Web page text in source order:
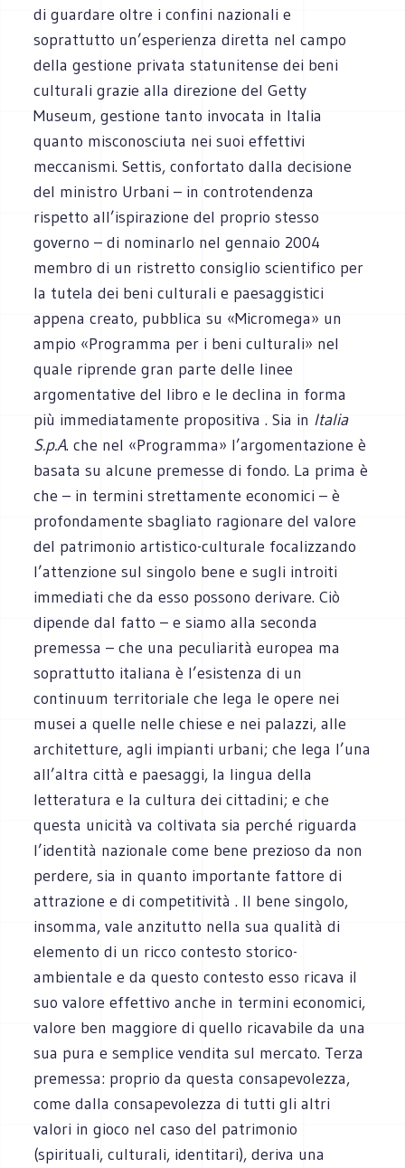
di guardare oltre i confini nazionali e
soprattutto un’esperienza diretta nel campo
della gestione privata statunitense dei beni
culturali grazie alla direzione del Getty
Museum, gestione tanto invocata in Italia
quanto misconosciuta nei suoi effettivi
meccanismi. Settis, confortato dalla decisione
del ministro Urbani – in controtendenza
rispetto all’ispirazione del proprio stesso
governo – di nominarlo nel gennaio 2004
membro di un ristretto consiglio scientifico per
la tutela dei beni culturali e paesaggistici
appena creato, pubblica su «Micromega» un
ampio «Programma per i beni culturali» nel
quale riprende gran parte delle linee
argomentative del libro e le declina in forma
più immediatamente propositiva . Sia in Italia
S.p.A. che nel «Programma» l’argomentazione è
basata su alcune premesse di fondo. La prima è
che – in termini strettamente economici – è
profondamente sbagliato ragionare del valore
del patrimonio artistico-culturale focalizzando
l’attenzione sul singolo bene e sugli introiti
immediati che da esso possono derivare. Ciò
dipende dal fatto – e siamo alla seconda
premessa – che una peculiarità europea ma
soprattutto italiana è l’esistenza di un
continuum territoriale che lega le opere nei
musei a quelle nelle chiese e nei palazzi, alle
architetture, agli impianti urbani; che lega l’una
all’altra città e paesaggi, la lingua della
letteratura e la cultura dei cittadini; e che
questa unicità va coltivata sia perché riguarda
l’identità nazionale come bene prezioso da non
perdere, sia in quanto importante fattore di
attrazione e di competitività . Il bene singolo,
insomma, vale anzitutto nella sua qualità di
elemento di un ricco contesto storico-
ambientale e da questo contesto esso ricava il
suo valore effettivo anche in termini economici,
valore ben maggiore di quello ricavabile da una
sua pura e semplice vendita sul mercato. Terza
premessa: proprio da questa consapevolezza,
come dalla consapevolezza di tutti gli altri
valori in gioco nel caso del patrimonio
(spirituali, culturali, identitari), deriva una